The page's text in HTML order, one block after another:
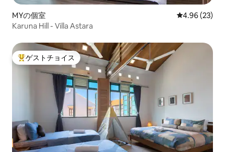
MYの個室 レビュー23
4.96 (23)
Karuna Hill - Villa Astara
大好評のゲストチョイスです。
ゲストチョイス